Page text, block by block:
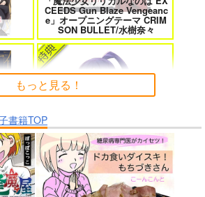
てくれ
HELL’o WORK！～賽の河原で積石
を崩すだけの簡単なお仕事って聞い
たのに～
のに 5
CEEDS Gun Blaze Vengeanc
e」オープニングテーマ CRIM
SON BULLET/水樹奈々
舞 インゴクダンチ
もっと見る！
書籍TOP